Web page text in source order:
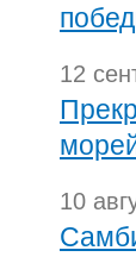
12
10